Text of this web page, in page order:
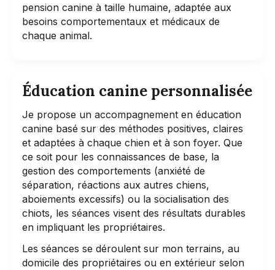
pension canine à taille humaine, adaptée aux
besoins comportementaux et médicaux de
chaque animal.
Éducation canine personnalisée
Je propose un accompagnement en éducation
canine basé sur des méthodes positives, claires
et adaptées à chaque chien et à son foyer. Que
ce soit pour les connaissances de base, la
gestion des comportements (anxiété de
séparation, réactions aux autres chiens,
aboiements excessifs) ou la socialisation des
chiots, les séances visent des résultats durables
en impliquant les propriétaires.
Les séances se déroulent sur mon terrains, au
domicile des propriétaires ou en extérieur selon